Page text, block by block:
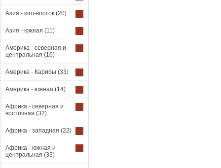
Азия - юго-восток (20)
Азия - южная (11)
Америка - северная и
центральная (16)
Америка - Карибы (33)
Америка - южная (14)
Африка - северная и
восточная (32)
Африка - западная (22)
Африка - южная и
центральная (33)